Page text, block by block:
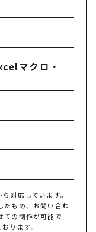
マクロ・
対応しています。
たもの、お問い合わ
ての制作が可能で
ります。